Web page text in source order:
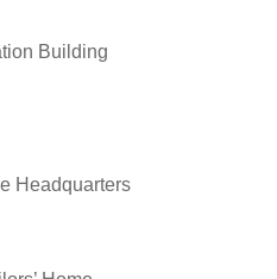
Building
Headquarters